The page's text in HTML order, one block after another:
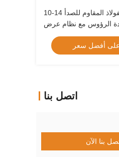
10-14 نطاطات من الفولاذ المقاوم للصدأ
الرؤوس مع نظام عرض
بشاشة تعمل باللمس
أفضل سعر
اتصل بنا
بنا الآن